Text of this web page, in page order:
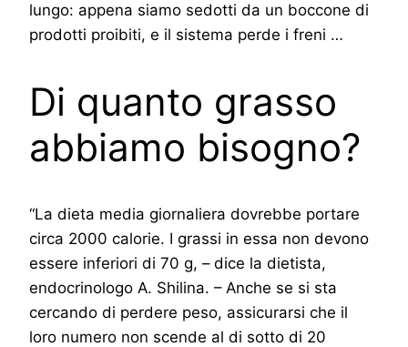
lungo: appena siamo sedotti da un boccone di
prodotti proibiti, e il sistema perde i freni …
Di quanto grasso
abbiamo bisogno?
“La dieta media giornaliera dovrebbe portare
circa 2000 calorie. I grassi in essa non devono
essere inferiori di 70 g, – dice la dietista,
endocrinologo A. Shilina. – Anche se si sta
cercando di perdere peso, assicurarsi che il
loro numero non scende al di sotto di 20